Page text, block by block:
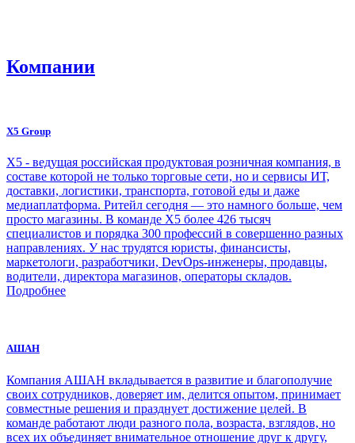
Компании
X5 Group
Х5 - ведущая российская продуктовая розничная компания, в
составе которой не только торговые сети, но и сервисы ИТ,
доставки, логистики, транспорта, готовой еды и даже
медиаплатформа. Ритейл сегодня — это намного больше, чем
просто магазины. В команде Х5 более 426 тысяч
специалистов и порядка 300 профессий в совершенно разных
направлениях. У нас трудятся юристы, финансисты,
маркетологи, разработчики, DevOps-инженеры, продавцы,
водители, директора магазинов, операторы складов.
Подробнее
АШАН
Компания АШАН вкладывается в развитие и благополучие
своих сотрудников, доверяет им, делится опытом, принимает
совместные решения и празднует достижение целей. В
команде работают люди разного пола, возраста, взглядов, но
всех их объединяет внимательное отношение друг к другу,